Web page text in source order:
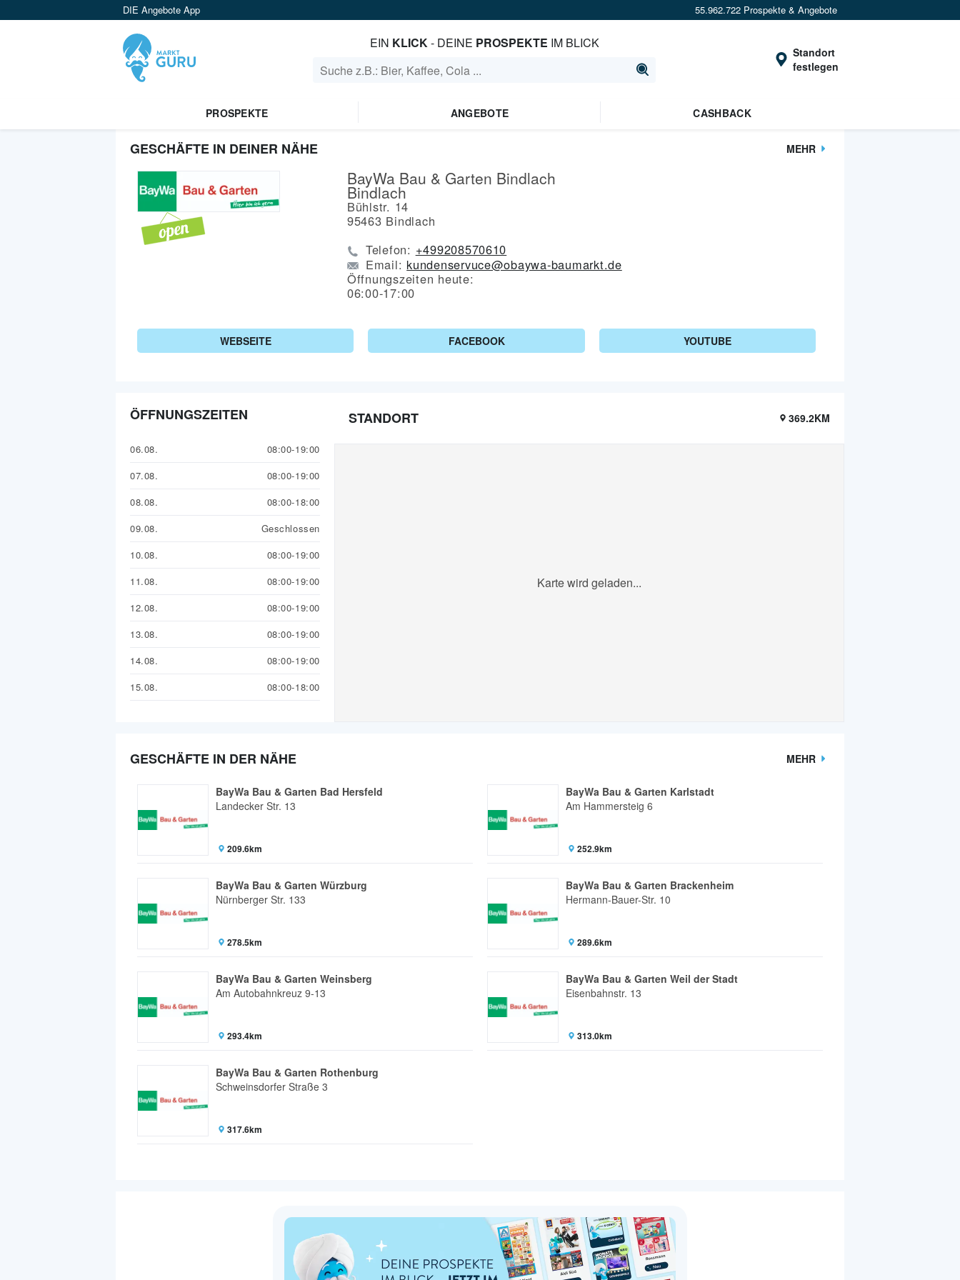
DIE Angebote App 55.962.722 Prospekte & Angebote
EIN KLICK- DEINE PROSPEKTE IM BLICK
Standort
festlegen
PROSPEKTE ANGEBOTE CASHBACK
GESCHÄFTE IN DEINER NÄHE MEHR
BayWa Bau & Garten Bindlach
Bindlach
Bühlstr. 14
95463 Bindlach
Telefon: +499208570610
Email: kundenservuce@obaywa-baumarkt.de
Öffnungszeiten heute:
06:00-17:00
WEBSEITE FACEBOOK YOUTUBE
ÖFFNUNGSZEITEN
06.08.
08:00-19:00
07.08.
08:00-19:00
08.08.
08:00-18:00
09.08.
Geschlossen
10.08.
08:00-19:00
11.08.
08:00-19:00
12.08.
08:00-19:00
13.08.
08:00-19:00
14.08.
08:00-19:00
15.08.
08:00-18:00
STANDORT 369.2KM
Karte wird geladen...
GESCHÄFTE IN DER NÄHE MEHR
BayWa Bau & Garten Bad Hersfeld
Landecker Str. 13
209.6km
BayWa Bau & Garten Karlstadt
Am Hammersteig 6
252.9km
BayWa Bau & Garten Würzburg
Nürnberger Str. 133
278.5km
BayWa Bau & Garten Brackenheim
Hermann-Bauer-Str. 10
289.6km
BayWa Bau & Garten Weinsberg
Am Autobahnkreuz 9-13
293.4km
BayWa Bau & Garten Weil der Stadt
Eisenbahnstr. 13
313.0km
BayWa Bau & Garten Rothenburg
Schweinsdorfer Straße 3
317.6km